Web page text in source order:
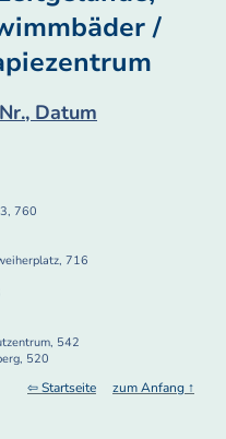
/
Datum
760
716
542
520
⇦ Startseite zum Anfang ↑